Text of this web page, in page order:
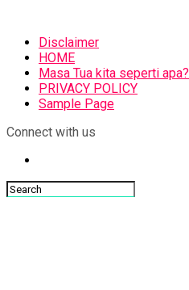
Disclaimer
HOME
Masa Tua kita seperti apa?
PRIVACY POLICY
Sample Page
Connect with us